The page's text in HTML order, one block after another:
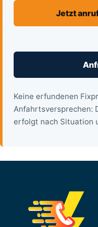
Jetzt
Keine erfundenen
Anfahrtsversprechen:
erfolgt nach Situation